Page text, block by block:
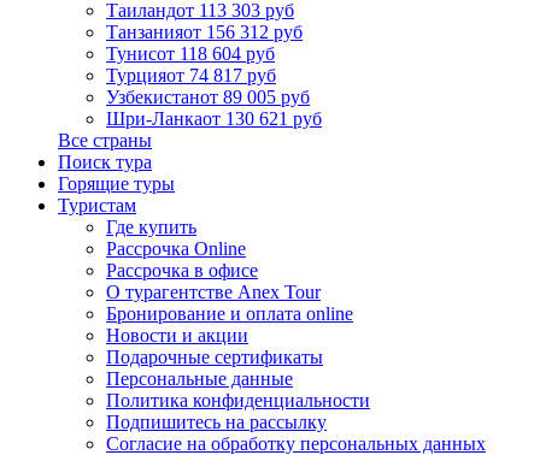
Таиландот 113 303 руб
Танзанияот 156 312 руб
Тунисот 118 604 руб
Турцияот 74 817 руб
Узбекистанот 89 005 руб
Шри-Ланкаот 130 621 руб
Все страны
Поиск тура
Горящие туры
Туристам
Где купить
Рассрочка Online
Рассрочка в офисе
О турагентстве Anex Tour
Бронирование и оплата online
Новости и акции
Подарочные сертификаты
Персональные данные
Политика конфиденциальности
Подпишитесь на рассылку
Согласие на обработку персональных данных